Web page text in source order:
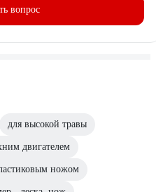
вопрос
для высокой травы
двигателем
ножом